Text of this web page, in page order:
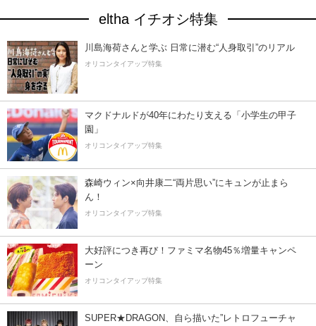
eltha イチオシ特集
川島海荷さんと学ぶ 日常に潜む“人身取引”のリアル
オリコンタイアップ特集
マクドナルドが40年にわたり支える「小学生の甲子
園」
オリコンタイアップ特集
森崎ウィン×向井康二“両片思い”にキュンが止まら
ん！
オリコンタイアップ特集
大好評につき再び！ファミマ名物45％増量キャンペ
ーン
オリコンタイアップ特集
SUPER★DRAGON、自ら描いた”レトロフューチャ